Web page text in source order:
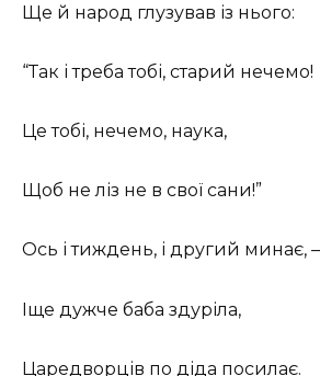
Ще й народ глузував із нього:
“Так і треба тобі, старий нечемо!
Це тобі, нечемо, наука,
Щоб не ліз не в свої сани!”
Ось і тиждень, і другий минає,
Іще дужче баба здуріла,
Царедворців по діда посилає.